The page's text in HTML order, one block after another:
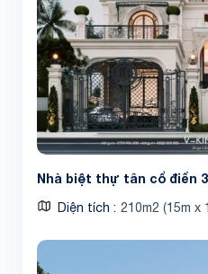
Nhà biệt thự tân cổ điển
Diện tích 210m2 (15m x